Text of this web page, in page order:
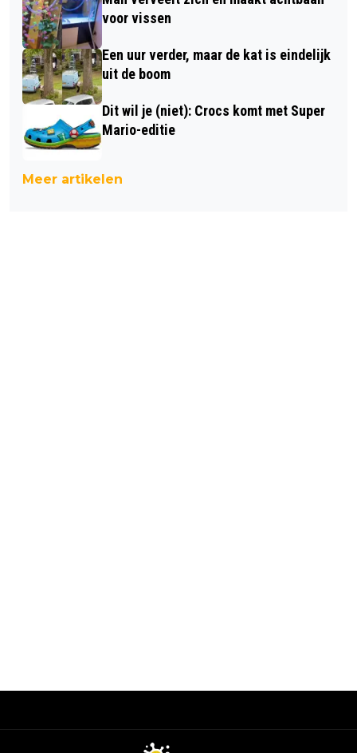
voor vissen
Een uur verder, maar de kat is eindelijk
uit de boom
Dit wil je (niet): Crocs komt met Super
Mario-editie
Meer artikelen